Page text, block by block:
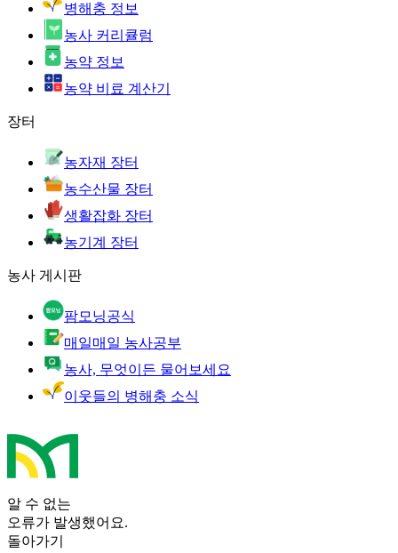
병해충 정보
농사 커리큘럼
농약 정보
농약 비료 계산기
장터
농자재 장터
농수산물 장터
생활잡화 장터
농기계 장터
농사 게시판
팜모닝공식
매일매일 농사공부
농사, 무엇이든 물어보세요
이웃들의 병해충 소식
알 수 없는
오류가 발생했어요.
돌아가기